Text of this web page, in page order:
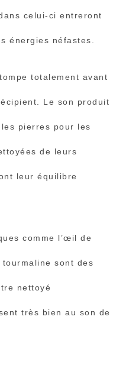
celui-ci entreront
énergies néfastes.
totalement avant
Le son produit
pierres pour les
de leurs
leur équilibre
comme l’œil de
sont des
nettoyé
très bien au son de